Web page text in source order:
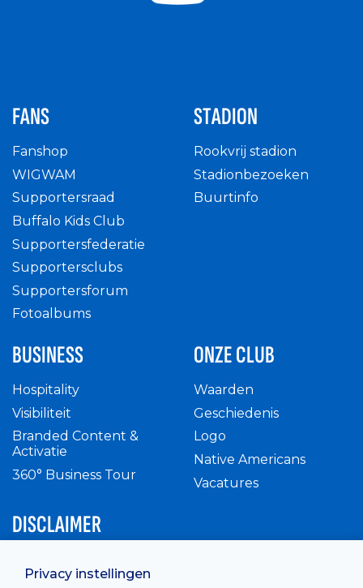
Privacy instellingen
FANS
Fanshop
WIGWAM
Supportersraad
Buffalo Kids Club
Supportersfederatie
Supportersclubs
Supportersforum
Fotoalbums
STADION
Rookvrij stadion
Stadionbezoeken
Buurtinfo
BUSINESS
Hospitality
Visibiliteit
Branded Content &
Activatie
360° Business Tour
ONZE CLUB
Waarden
Geschiedenis
Logo
Native Americans
Vacatures
DISCLAIMER
Privacy Policy